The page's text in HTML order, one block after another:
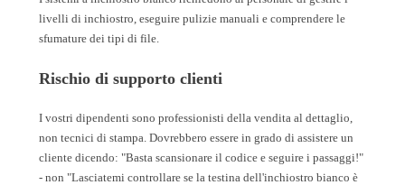
livelli di inchiostro, eseguire pulizie manuali e comprendere le
sfumature dei tipi di file.
Rischio di supporto clienti
I vostri dipendenti sono professionisti della vendita al dettaglio,
non tecnici di stampa. Dovrebbero essere in grado di assistere un
cliente dicendo: "Basta scansionare il codice e seguire i passaggi!"
- non "Lasciatemi controllare se la testina dell'inchiostro bianco è